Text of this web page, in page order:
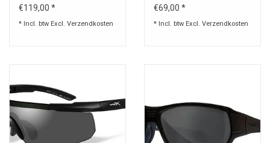
€119,00 *
* Incl. btw Excl. Verzendkosten
Smoke/Rust
€69,00 *
* Incl. btw Excl. Verzendkosten